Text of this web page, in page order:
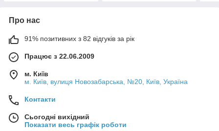
Про нас
91% позитивних з 82 відгуків за рік
Працює з 22.06.2009
м. Київ
м. Київ, вулиця Новозабарська, №20, Київ, Україна
Контакти
Сьогодні вихідний
Показати весь графік роботи